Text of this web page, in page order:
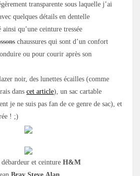
transparente sous laquelle j’ai
quelques détails en dentelle
qu’une ceinture tressée
chaussures qui sont d’un confort
ou pour courir après son
noir, des lunettes écailles (comme
dans cet article), un sac cartable
je ne suis pas fan de ce genre de sac), et
! ;)
et ceinture H&M